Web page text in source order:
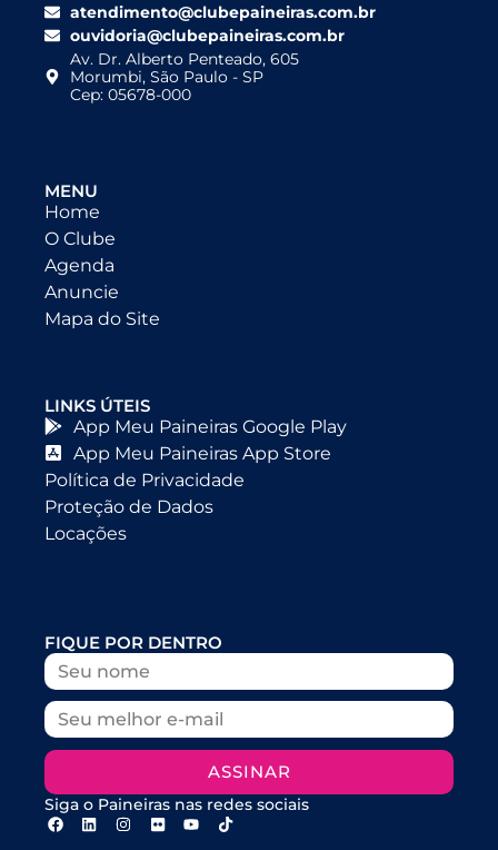
atendimento@clubepaineiras.com.br
ouvidoria@clubepaineiras.com.br
Av. Dr. Alberto Penteado, 605
Morumbi, São Paulo - SP
Cep: 05678-000
MENU
Home
O Clube
Agenda
Anuncie
Mapa do Site
LINKS ÚTEIS
App Meu Paineiras Google Play
App Meu Paineiras App Store
Política de Privacidade
Proteção de Dados
Locações
FIQUE POR DENTRO
ASSINAR
Siga o Paineiras nas redes sociais